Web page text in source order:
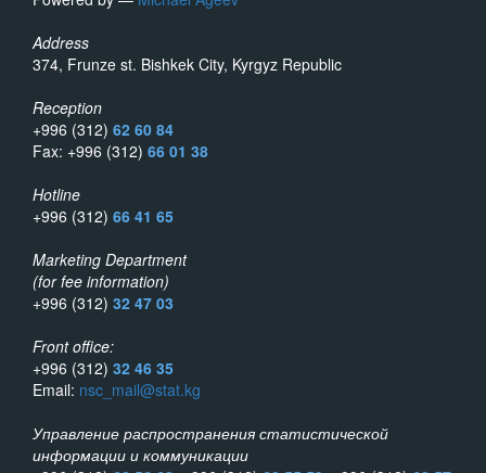
Address
374, Frunze st. Bishkek City, Kyrgyz Republic
Reception
+996 (312) 62 60 84
Fax: +996 (312) 66 01 38
Hotline
+996 (312) 66 41 65
Marketing Department
(for fee information)
+996 (312) 32 47 03
Front office:
+996 (312) 32 46 35
Email: nsc_mail@stat.kg
Управление распространения статистической
информации и коммуникации